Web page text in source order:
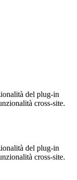
del plug-in
cross-site.
del plug-in
cross-site.